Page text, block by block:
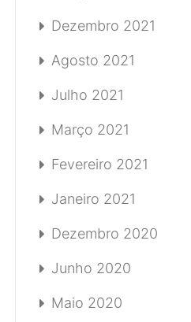
Dezembro 2021
Agosto 2021
Julho 2021
Março 2021
Fevereiro 2021
Janeiro 2021
Dezembro 2020
Junho 2020
Maio 2020